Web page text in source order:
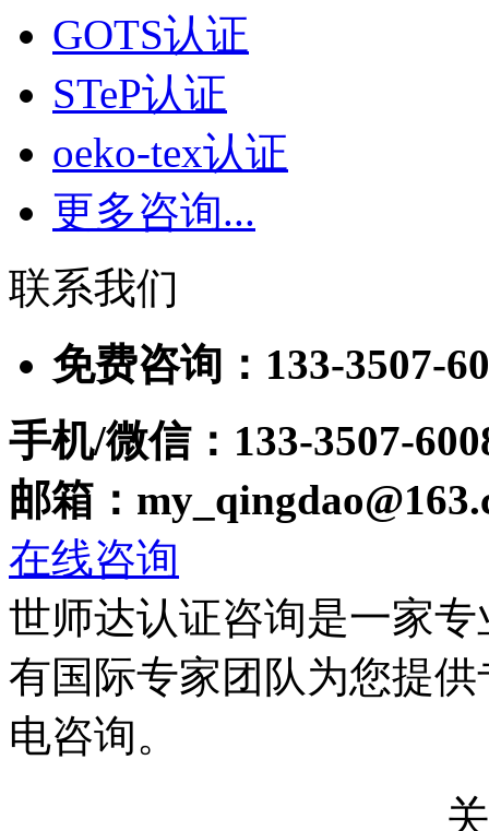
GOTS认证
STeP认证
oeko-tex认证
更多咨询...
联系我们
免费咨询：133-3507-
手机/微信：133-3507-
邮箱：
在线咨询
世师达认证咨询是一家
有国际专家团队为您提
电咨询。